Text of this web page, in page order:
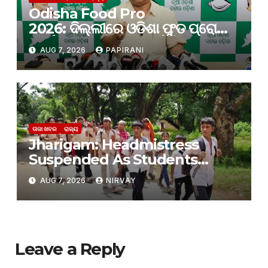
Odisha Food Pro
2026: ଦିଲ୍ଲୀରେ ଓଡିଶା ଫୁଡ ପ୍ରୋ
କାର୍ଯ୍ୟକ୍ରମ; ନିବେଶ ପାଇଁ କେବଳ
ପ୍ରତିଶ୍ରୁତି ଆସୁଛି, ନିବେଶ ହେଉନାହିଁ:
ବିଜେଡି
AUG 7, 2026 PAPIRANI
ତାଜା ଖବର ରାଜ୍ୟ
Jharigam: Headmistress
Suspended As Students
Leave Hostel Citing Poor
Facilities
AUG 7, 2026 NIRVAY
Leave a Reply